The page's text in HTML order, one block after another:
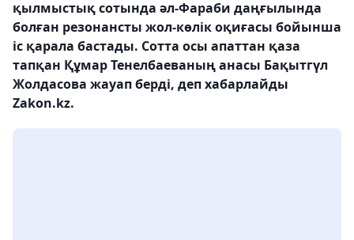
қылмыстық сотында әл-Фараби даңғылында
болған резонансты жол-көлік оқиғасы бойынша
іс қарала бастады. Сотта осы апаттан қаза
тапқан Құмар Тенелбаеваның анасы Бақытгүл
Жолдасова жауап берді, деп хабарлайды
Zakon.kz.